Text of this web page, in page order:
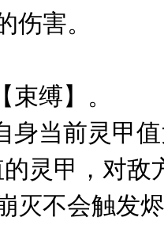
害。
缚】。
当前灵甲
灵甲，对
不会触发烬